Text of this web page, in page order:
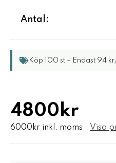
Antal:
Köp 100 st – Endast 94
4800kr
6000kr inkl. moms Visa